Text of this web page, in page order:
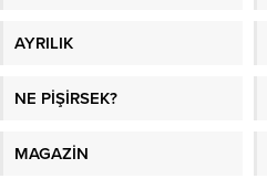
AYRILIK
NE PİŞİRSEK?
MAGAZİN